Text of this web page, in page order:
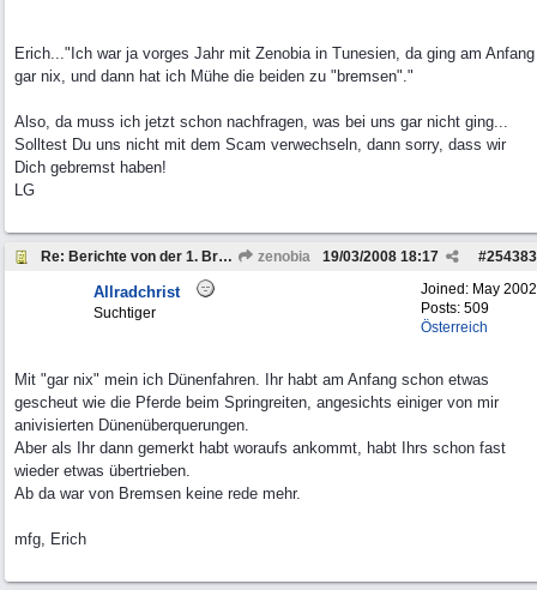
Erich..."Ich war ja vorges Jahr mit Zenobia in Tunesien, da ging am Anfang
gar nix, und dann hat ich Mühe die beiden zu "bremsen"."
Also, da muss ich jetzt schon nachfragen, was bei uns gar nicht ging...
Solltest Du uns nicht mit dem Scam verwechseln, dann sorry, dass wir
Dich gebremst haben!
LG
Re: Berichte von der 1. Bremach-Sternfahrt zenobia #254383
19/03/2008 18:17
Joined: May 2002
Posts: 509
Österreich
Allradchrist
Suchtiger
Mit "gar nix" mein ich Dünenfahren. Ihr habt am Anfang schon etwas
gescheut wie die Pferde beim Springreiten, angesichts einiger von mir
anivisierten Dünenüberquerungen.
Aber als Ihr dann gemerkt habt woraufs ankommt, habt Ihrs schon fast
wieder etwas übertrieben.
Ab da war von Bremsen keine rede mehr.
mfg, Erich